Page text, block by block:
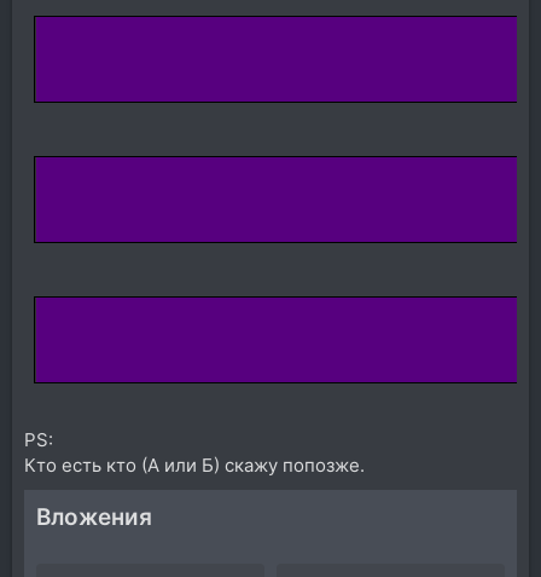
PS:
Кто есть кто (А или Б) скажу попозже.
Вложения